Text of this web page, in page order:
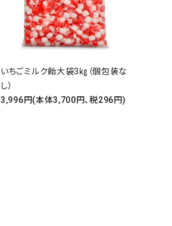
いちごミルク飴大袋3㎏（個包装な
し）
3,996円(本体3,700円、税296円)